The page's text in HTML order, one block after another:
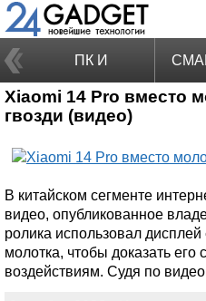
ПК И
НОУТБУКИ
Xiaomi 14 Pro вместо
гвозди (видео)
В китайском сегменте
видео, опубликованное
ролика использовал
молотка, чтобы доказать его
воздействиям. Судя по